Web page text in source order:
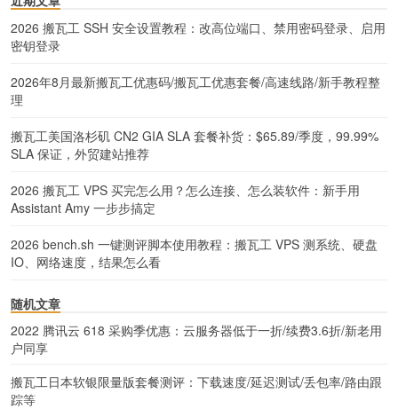
2026 搬瓦工 SSH 安全设置教程：改高位端口、禁用密码登录、启用
密钥登录
2026年8月最新搬瓦工优惠码/搬瓦工优惠套餐/高速线路/新手教程整
理
搬瓦工美国洛杉矶 CN2 GIA SLA 套餐补货：$65.89/季度，99.99%
SLA 保证，外贸建站推荐
2026 搬瓦工 VPS 买完怎么用？怎么连接、怎么装软件：新手用
Assistant Amy 一步步搞定
2026 bench.sh 一键测评脚本使用教程：搬瓦工 VPS 测系统、硬盘
IO、网络速度，结果怎么看
随机文章
2022 腾讯云 618 采购季优惠：云服务器低于一折/续费3.6折/新老用
户同享
搬瓦工日本软银限量版套餐测评：下载速度/延迟测试/丢包率/路由跟
踪等